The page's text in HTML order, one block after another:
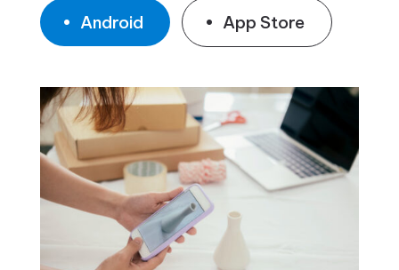
Android App Store